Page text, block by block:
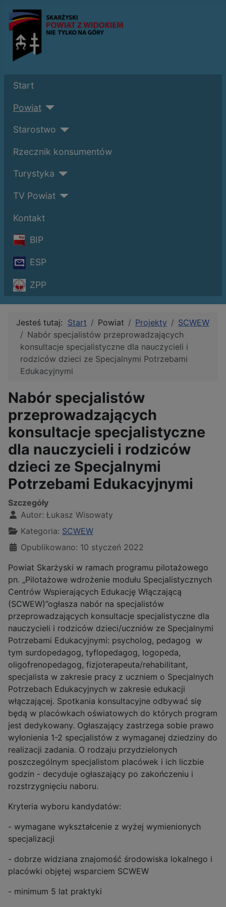
Start
Powiat
Starostwo
Rzecznik konsumentów
Turystyka
TV Powiat
Kontakt
BIP
ESP
ZPP
Jesteś tutaj: Start Powiat Projekty
SCWEW
Nabór specjalistów przeprowadzających
konsultacje specjalistyczne dla nauczycieli i
rodziców dzieci ze Specjalnymi Potrzebami
Edukacyjnymi
Nabór specjalistów
przeprowadzających
konsultacje specjalistyczne
dla nauczycieli i rodziców
dzieci ze Specjalnymi
Potrzebami Edukacyjnymi
Szczegóły
Autor: Łukasz Wisowaty
Kategoria: SCWEW
Opublikowano: 10 styczeń 2022
Powiat Skarżyski w ramach programu pilotażowego
pn. „Pilotażowe wdrożenie modułu Specjalistycznych
Centrów Wspierających Edukację Włączającą
(SCWEW)”ogłasza nabór na specjalistów
przeprowadzających konsultacje specjalistyczne dla
nauczycieli i rodziców dzieci/uczniów ze Specjalnymi
Potrzebami Edukacyjnymi: psycholog, pedagog w
tym surdopedagog, tyflopedagog, logopeda,
oligofrenopedagog, fizjoterapeuta/rehabilitant,
specjalista w zakresie pracy z uczniem o Specjalnych
Potrzebach Edukacyjnych w zakresie edukacji
włączającej. Spotkania konsultacyjne odbywać się
będą w placówkach oświatowych do których program
jest dedykowany. Ogłaszający zastrzega sobie prawo
wyłonienia 1-2 specjalistów z wymaganej dziedziny do
realizacji zadania. O rodzaju przydzielonych
poszczególnym specjalistom placówek i ich liczbie
godzin - decyduje ogłaszający po zakończeniu i
rozstrzygnięciu naboru.
Kryteria wyboru kandydatów:
- wymagane wykształcenie z wyżej wymienionych
specjalizacji
- dobrze widziana znajomość środowiska lokalnego i
placówki objętej wsparciem SCWEW
- minimum 5 lat praktyki